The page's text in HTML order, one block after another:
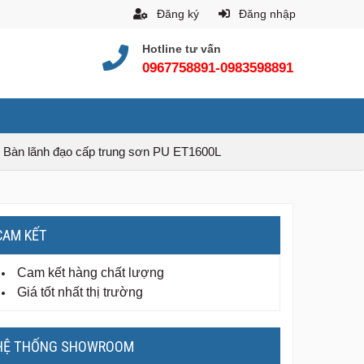
Đăng ký Đăng nhập
Hotline tư vấn
0967758891-0983598891
Bàn lãnh đạo cấp trung sơn PU ET1600L
KẾT
Cam kết hàng chất lượng
Giá tốt nhất thị trường
THỐNG SHOWROOM